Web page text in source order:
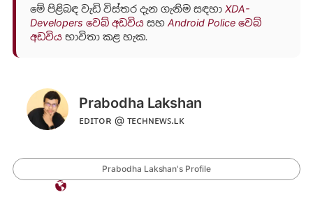
මේ පිළිබඳ වැඩි විස්තර දැන ගැනිම සඳහා XDA-
Developers වෙබ් අඩවියසහ Android Police වෙබ්
අඩවියභාවිතා කළ හැක.
Prabodha Lakshan
ᴇᴅɪᴛᴏʀ @ ᴛᴇᴄʜɴᴇᴡꜱ.ʟᴋ
Prabodha Lakshan's Profile